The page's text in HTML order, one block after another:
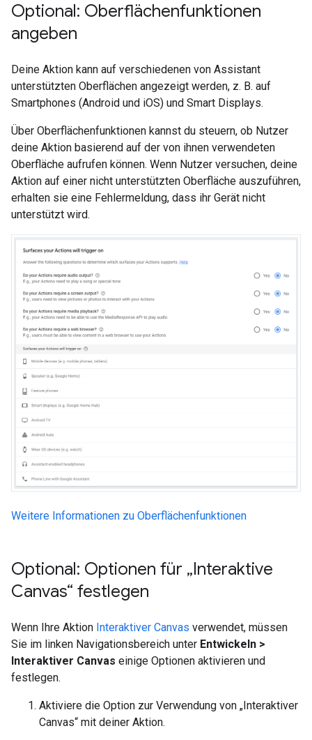
Optional: Oberflächenfunktionen
angeben
Deine Aktion kann auf verschiedenen von Assistant
unterstützten Oberflächen angezeigt werden, z. B. auf
Smartphones (Android und iOS) und Smart Displays.
Über Oberflächenfunktionen kannst du steuern, ob Nutzer
deine Aktion basierend auf der von ihnen verwendeten
Oberfläche aufrufen können. Wenn Nutzer versuchen, deine
Aktion auf einer nicht unterstützten Oberfläche auszuführen,
erhalten sie eine Fehlermeldung, dass ihr Gerät nicht
unterstützt wird.
Weitere Informationen zu Oberflächenfunktionen
Optional: Optionen für „Interaktive
Canvas“ festlegen
Wenn Ihre Aktion Interaktiver Canvas verwendet, müssen
Sie im linken Navigationsbereich unter Entwickeln >
Interaktiver Canvas einige Optionen aktivieren und
festlegen.
Aktiviere die Option zur Verwendung von „Interaktiver
Canvas“ mit deiner Aktion.